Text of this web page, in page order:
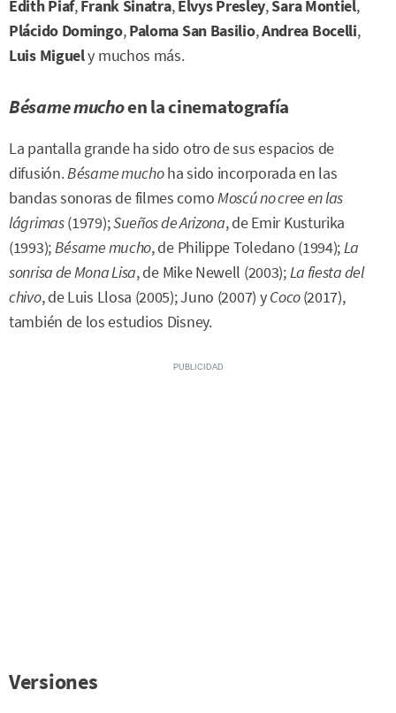
Edith Piaf,Frank Sinatra,Elvys Presley,Sara Montiel,
Plácido Domingo,Paloma San Basilio,Andrea Bocelli,
Luis Miguely muchos más.
Bésame muchoen la cinematografía
La pantalla grande ha sido otro de sus espacios de
difusión.Bésame muchoha sido incorporada en las
bandas sonoras de filmes comoMoscú no cree en las
lágrimas(1979);Sueños de Arizona, de Emir Kusturika
(1993);Bésame mucho, de Philippe Toledano (1994);La
sonrisa de Mona Lisa, de Mike Newell (2003);La fiesta del
chivo, de Luis Llosa (2005); Juno (2007) yCoco(2017),
también de los estudios Disney.
Versiones